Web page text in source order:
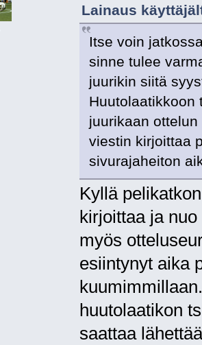
Lainaus
Itse voin
sinne tulee
juurikin siitä
Huutolaatikkoon
juurikaan
viestin kirjoittaa
sivurajaheiton
Kyllä
kirjoittaa ja
myös
esiintynyt aika
huutolaatikon
saattaa